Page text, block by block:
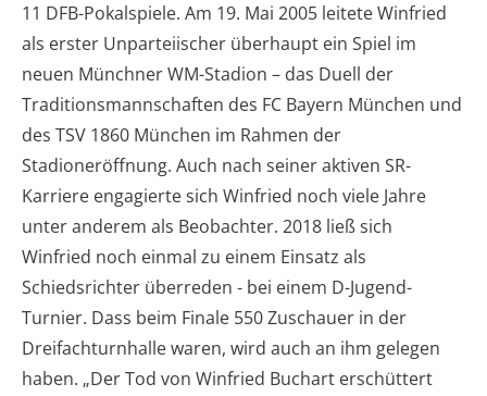
11 DFB-Pokalspiele. Am 19. Mai 2005 leitete Winfried
als erster Unparteiischer überhaupt ein Spiel im
neuen Münchner WM-Stadion – das Duell der
Traditionsmannschaften des FC Bayern München und
des TSV 1860 München im Rahmen der
Stadioneröffnung. Auch nach seiner aktiven SR-
Karriere engagierte sich Winfried noch viele Jahre
unter anderem als Beobachter. 2018 ließ sich
Winfried noch einmal zu einem Einsatz als
Schiedsrichter überreden - bei einem D-Jugend-
Turnier. Dass beim Finale 550 Zuschauer in der
Dreifachturnhalle waren, wird auch an ihm gelegen
haben. „Der Tod von Winfried Buchart erschüttert